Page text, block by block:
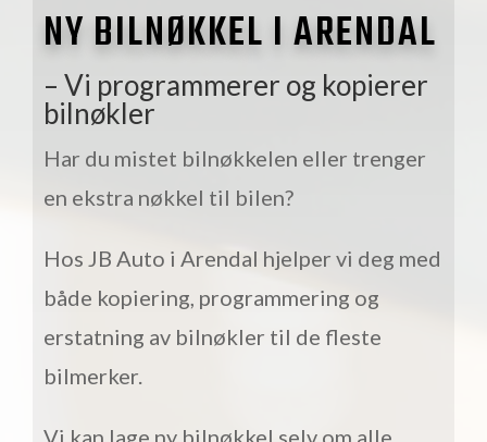
NY BILNØKKEL I ARENDAL
– Vi programmerer og kopierer
bilnøkler
Har du mistet bilnøkkelen eller trenger
en ekstra nøkkel til bilen?
Hos JB Auto i Arendal hjelper vi deg med
både kopiering, programmering og
erstatning av bilnøkler til de fleste
bilmerker.
Vi kan lage ny bilnøkkel selv om alle